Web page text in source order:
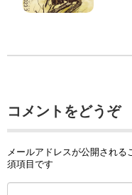
コメントをどうぞ
メールアドレスが公開される
須項目です